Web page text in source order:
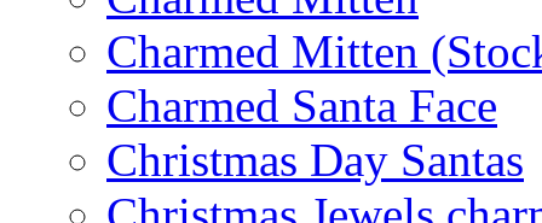
Charmed Mitten
Charmed Santa Face
Christmas Day Santas